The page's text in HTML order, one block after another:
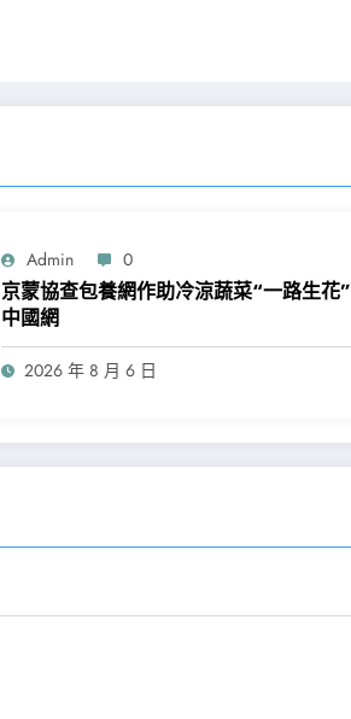
Admin 0
京蒙協查包養網作助冷涼蔬菜“一路生花”_
中國網
2026 年 8 月 6 日